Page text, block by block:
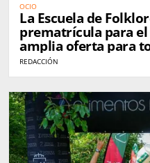
OCIO
La Escuela de
prematrícula para el
amplia oferta para
REDACCIÓN